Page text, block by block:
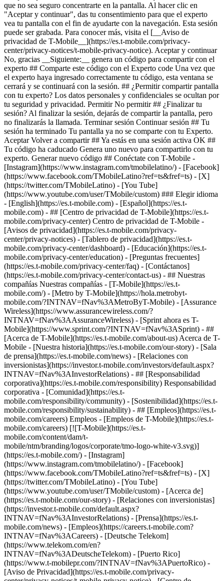
- ## [Centro de privacidad de T-Mobile](https://es.t-
mobile.com/privacy-center) Centro de privacidad de T-Mobile -
[Avisos de privacidad](https://es.t-mobile.com/privacy-
center/privacy-notices) - [Tablero de privacidad](https://es.t-
mobile.com/privacy-center/dashboard) - [Educación](https://es.t-
mobile.com/privacy-center/education) - [Preguntas frecuentes]
(https://es.t-mobile.com/privacy-center/faq) - [Contáctanos]
(https://es.t-mobile.com/privacy-center/contact-us) - ## Nuestras
compañías Nuestras compañías - [T-Mobile](https://es.t-
mobile.com/) - [Metro by T-Mobile](https://hola.metrobyt-
mobile.com/?INTNAV=fNav%3AMetroByT-Mobile) - [Assurance
Wireless](https://www.assurancewireless.com/?
INTNAV=fNav%3AAssuranceWireless) - [Sprint ahora es T-
Mobile](https://www.sprint.com/?INTNAV=fNav%3ASprint) - ##
[Acerca de T-Mobile](https://es.t-mobile.com/about-us) Acerca de T-
Mobile - [Nuestra historia](https://es.t-mobile.com/our-story) - [Sala
de prensa](https://es.t-mobile.com/news) - [Relaciones con
inversionistas](https://investor.t-mobile.com/investors/default.aspx?
INTNAV=fNav%3AInvestorRelations) - ## [Responsabilidad
corporativa](https://es.t-mobile.com/responsibility) Responsabilidad
corporativa - [Comunidad](https://es.t-
mobile.com/responsibility/community) - [Sostenibilidad](https://es.t-
mobile.com/responsibility/sustainability) - ## [Empleos](https://es.t-
mobile.com/careers) Empleos - [Empleos de T-Mobile](https://es.t-
mobile.com/careers) [![T-Mobile](https://es.t-
mobile.com/content/dam/t-
mobile/ntm/branding/logos/corporate/tmo-logo-white-v3.svg)]
(https://es.t-mobile.com/) - [Instagram]
(https://www.instagram.com/tmobilelatino/) - [Facebook]
(https://www.facebook.com/TMobileLatino?ref=ts&fref=ts) - [X]
(https://twitter.com/TMobileLatino) - [You Tube]
(https://www.youtube.com/user/TMobile/custom) - [Acerca de]
(https://es.t-mobile.com/our-story) - [Relaciones con inversionistas]
(https://investor.t-mobile.com/default.aspx?
INTNAV=fNav%3AInvestorRelations) - [Prensa](https://es.t-
mobile.com/news) - [Empleos](https://careers.t-mobile.com?
INTNAV=fNav%3ACareers) - [Deutsche Telekom]
(https://www.telekom.com/en?
INTNAV=fNav%3ADeutscheTelekom) - [Puerto Rico]
(https://www.t-mobilepr.com/?INTNAV=fNav%3APuertoRico) -
[Aviso de Privacidad](https://es.t-mobile.com/privacy-